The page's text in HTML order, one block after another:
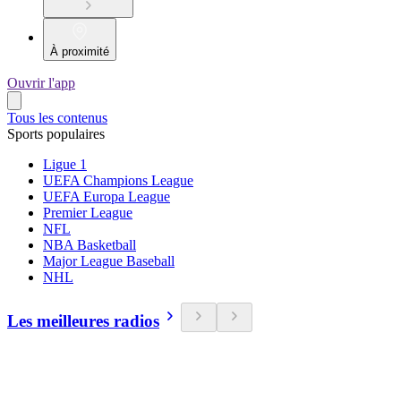
À proximité
Ouvrir l'app
Tous les contenus
Sports populaires
Ligue 1
UEFA Champions League
UEFA Europa League
Premier League
NFL
NBA Basketball
Major League Baseball
NHL
Les meilleures radios